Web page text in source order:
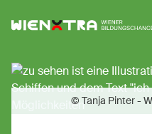
Logo Wiener
© Tanja Pinter -